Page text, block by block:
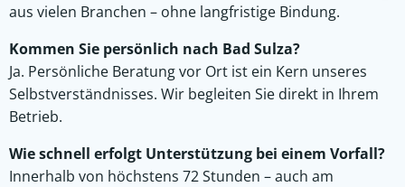
aus vielen Branchen – ohne langfristige Bindung.
Kommen Sie persönlich nach Bad Sulza?
Ja. Persönliche Beratung vor Ort ist ein Kern unseres
Selbstverständnisses. Wir begleiten Sie direkt in Ihrem
Betrieb.
Wie schnell erfolgt Unterstützung bei einem Vorfall?
Innerhalb von höchstens 72 Stunden – auch am